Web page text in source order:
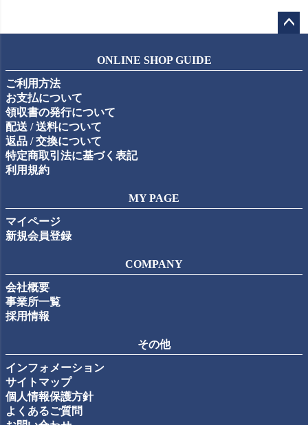
ップ
ONLINE SHOP GUIDE
ご利用方法
お支払について
領収書の発行について
配送 / 送料について
返品 / 交換について
特定商取引法に基づく表記
利用規約
MY PAGE
マイページ
新規会員登録
COMPANY
会社概要
事業所一覧
採用情報
その他
インフォメーション
サイトマップ
個人情報保護方針
よくあるご質問